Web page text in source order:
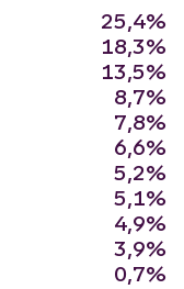
25,4%
18,3%
13,5%
8,7%
7,8%
6,6%
5,2%
5,1%
4,9%
3,9%
0,7%